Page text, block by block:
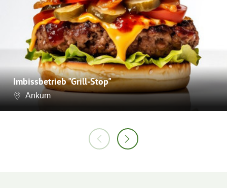
Imbissbetrieb "Grill-Stop"
Ankum